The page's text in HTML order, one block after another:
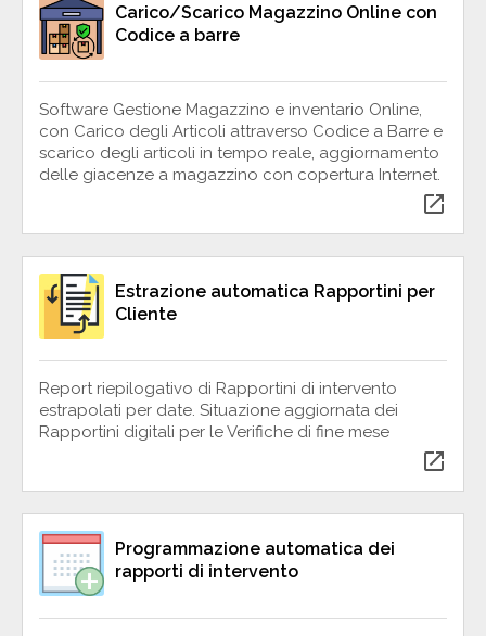
Carico/Scarico Magazzino Online con
Codice a barre
Software Gestione Magazzino e inventario Online,
con Carico degli Articoli attraverso Codice a Barre e
scarico degli articoli in tempo reale, aggiornamento
delle giacenze a magazzino con copertura Internet.
open_in_new
Estrazione automatica Rapportini per
Cliente
Report riepilogativo di Rapportini di intervento
estrapolati per date. Situazione aggiornata dei
Rapportini digitali per le Verifiche di fine mese
open_in_new
Programmazione automatica dei
rapporti di intervento